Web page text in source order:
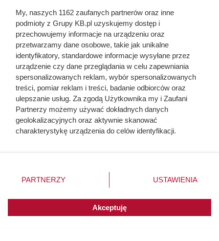
Czytaj także:
Córki Młynarskiego przerwały milczenie. „Żyliśmy
Odarci ze skóry, rozcięci piłą i przybici do krzyża
My, naszych 1162 zaufanych partnerów oraz inne
podmioty z Grupy KB.pl uzyskujemy dostęp i
przechowujemy informacje na urządzeniu oraz
przetwarzamy dane osobowe, takie jak unikalne
identyfikatory, standardowe informacje wysyłane przez
urządzenie czy dane przeglądania w celu zapewniania
spersonalizowanych reklam, wybór spersonalizowanych
treści, pomiar reklam i treści, badanie odbiorców oraz
ulepszanie usług. Za zgodą Użytkownika my i Zaufani
Partnerzy możemy używać dokładnych danych
geolokalizacyjnych oraz aktywnie skanować
charakterystykę urządzenia do celów identyfikacji.
zmienić/wycofać klikając przycisk ustawień prywatności
znajdujący się w lewym dolnym rogu strony. Niektóre
użytkownika, ale masz prawo sprzeciwić się takiemu
przetwarzaniu. Preferencje będą miały zastosowania do
PARTNERZY USTAWIENIA
Akceptuję